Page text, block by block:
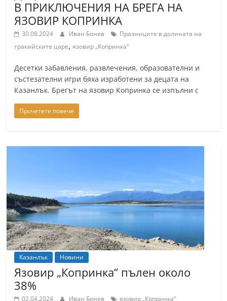
В ПРИКЛЮЧЕНИЯ НА БРЕГА НА
ЯЗОВИР КОПРИНКА
30.08.2024 Иван Бонев
Празниците в долината на
тракийските царе,язовир „Копринка“
Десетки забавления, развлечения, образователни и
състезателни игри бяха изработени за децата на
Казанлък. Брегът на язовир Копринка се изпълни с
Прочетете повече
Казанлък Новини
Язовир „Копринка“ пълен около
38%
02.04.2024 Иван Бонев язовир „Копринка“